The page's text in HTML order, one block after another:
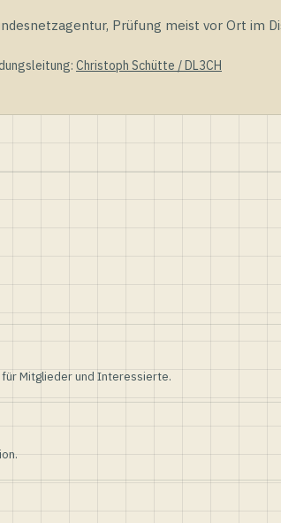
Prüfung meist vor Ort im
Christoph Schütte / DL3CH
Mitglieder und Interessierte.